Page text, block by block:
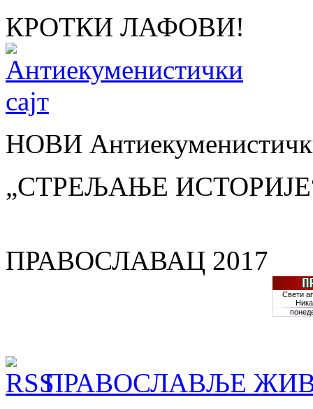
КРОТКИ ЛАФОВИ!
НОВИ
„СТРЕЉАЊЕ
ПРАВОСЛАВАЦ 2017
ПРАВОСЛАВЉЕ